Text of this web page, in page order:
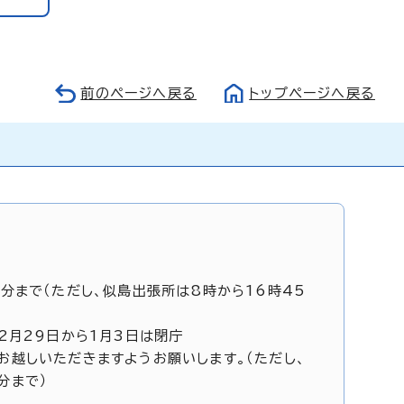
前のページへ戻る トップページへ戻る
で（ただし、似島出張所は8時から16時45
月29日から1月3日は閉庁
しいただきますようお願いします。（ただし、
で）